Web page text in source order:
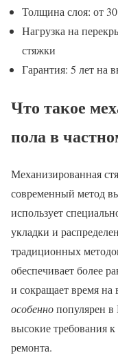
Толщина слоя: от
Нагрузка на
стяжки
Гарантия: 5 лет на
Что такое
пола в
Механизированная
современный метод
использует
укладки и
традиционных
обеспечивает более
и сокращает время
особеннопопулярен
высокие требования
ремонта.